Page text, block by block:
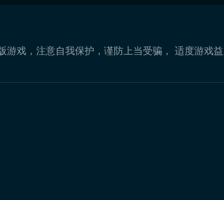
游戏，注意自我保护，谨防上当受骗， 适度游戏